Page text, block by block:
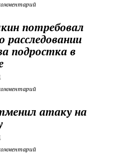
потребовал
расследовании
подростка в
атаку на